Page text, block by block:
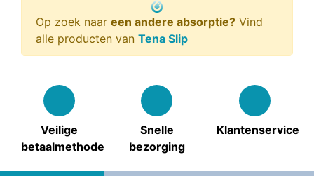
Op zoek naar een andere absorptie? Vind
alle producten van Tena Slip
Veilige
betaalmethode
Snelle
bezorging
Klantenservice